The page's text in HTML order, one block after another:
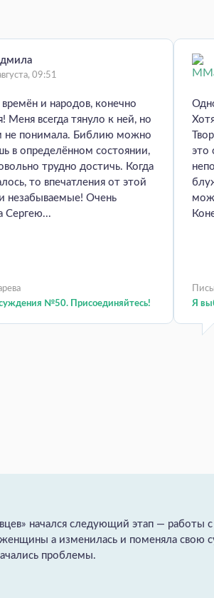
09:51
времён и народов, конечно
Меня всегда тянуло к ней, но
не понимала. Библию можно
в определённом состоянии,
трудно достичь. Когда
то впечатления от этой
незабываемые! Очень
Сергею...
№50. Присоединяйтесь!
это
Я
начался следующий этап — работы
а изменилась и поменяла свою
проблемы.